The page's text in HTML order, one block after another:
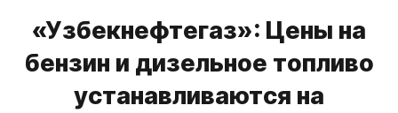
«Узбекнефтегаз»: Цены на
бензин и дизельное топливо
устанавливаются на